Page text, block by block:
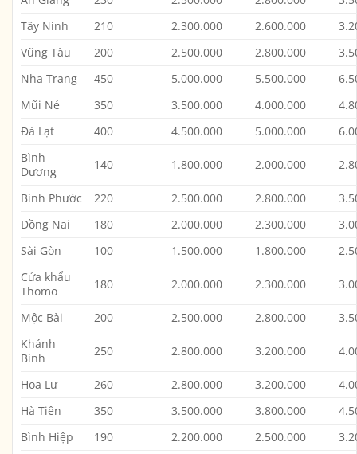
Tây Ninh
210 2.300.000 2.600.000
Vũng Tàu
200 2.500.000 2.800.000
Nha Trang
450 5.000.000 5.500.000
Mũi Né
350 3.500.000 4.000.000
Đà Lạt
400 4.500.000 5.000.000
Bình
Dương
140 1.800.000 2.000.000
Bình Phước 220 2.500.000 2.800.000
Đồng Nai
180 2.000.000 2.300.000
Sài Gòn
100 1.500.000 1.800.000
Cửa khẩu
Thomo
180 2.000.000 2.300.000
Mộc Bài 200 2.500.000 2.800.000
Khánh
Bình
250 2.800.000 3.200.000
Hoa Lư 260 2.800.000 3.200.000
Hà Tiên
350 3.500.000 3.800.000
Bình Hiệp
190 2.200.000 2.500.000